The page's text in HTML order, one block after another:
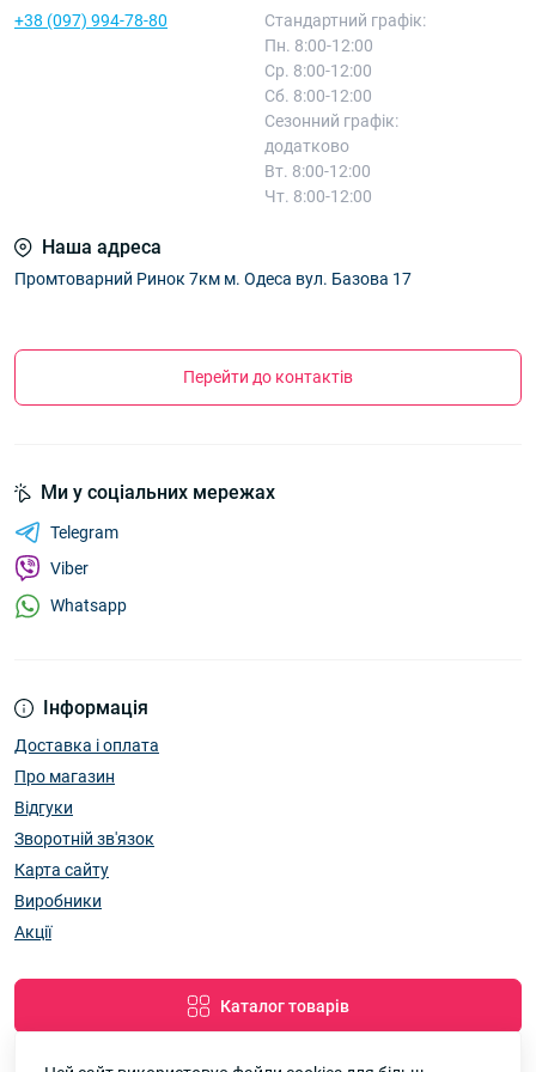
+38 (097) 994-78-80
Стандартний графік:
Пн. 8:00-12:00
Ср. 8:00-12:00
Сб. 8:00-12:00
Сезонний графік:
додатково
Вт. 8:00-12:00
Чт. 8:00-12:00
Наша адреса
Промтоварний Ринок 7км м. Одеса вул. Базова 17
Перейти до контактів
Інформація
Доставка і оплата
Про магазин
Відгуки
Зворотній зв'язок
Карта сайту
Виробники
Акції
Каталог товарів
Ми у соціальних мережах
Telegram
Viber
Whatsapp